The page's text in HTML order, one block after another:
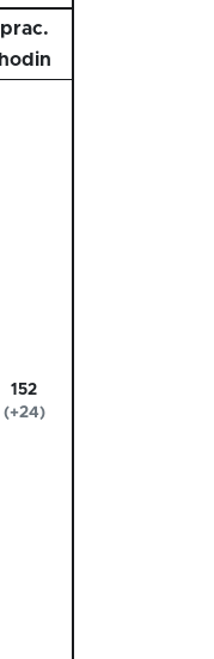
prac.
hodin
152
(+24)